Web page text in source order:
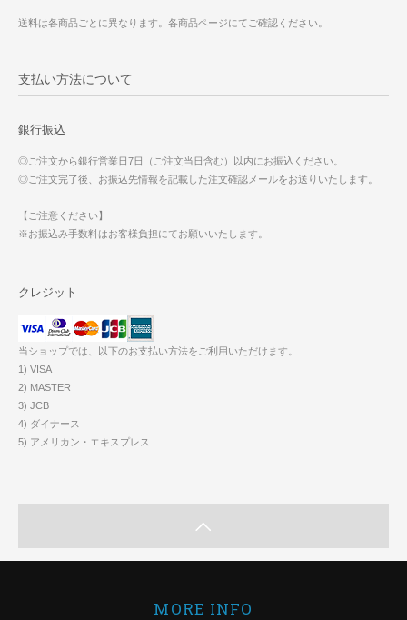
送料は各商品ごとに異なります。各商品ページにてご確認ください。
支払い方法について
銀行振込
◎ご注文から銀行営業日7日（ご注文当日含む）以内にお振込ください。
◎ご注文完了後、お振込先情報を記載した注文確認メールをお送りいたします。
【ご注意ください】
※お振込み手数料はお客様負担にてお願いいたします。
クレジット
当ショップでは、以下のお支払い方法をご利用いただけます。
1) VISA
2) MASTER
3) JCB
4) ダイナース
5) アメリカン・エキスプレス
MORE INFO